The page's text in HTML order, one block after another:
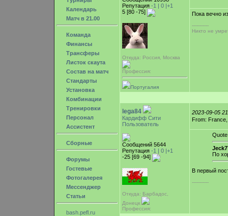
Календарь
Матч в 21.00
Команда
Финансы
Трансферы
Листок скаута
Состав на матч
Стандарты
Установка
Комбинации
Тренировки
Персонал
Ассистент
Сборные
Форумы
Гостевые
Фотогалерея
Мессенджер
Статьи
bash.pefl.ru
Репутация -1 | 0 |+1
5 [80 -75]
Откуда: Россия, Москва
Профессия:
Португалия
Пока вечно
-----------
Никто не
lega84
Кардифф Сити
Пользователь
Сообщений 5644
Репутация -1 | 0 |+1
-25 [69 -94]
Откуда: Барбадос,
Донецк
Профессия:
2023-09-05
From:
Quote
По
В первый
-----------